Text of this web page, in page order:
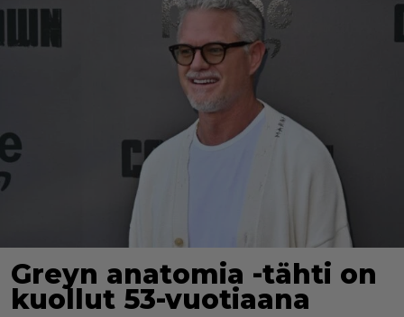
Greyn anatomia -tähti on
kuollut 53-vuotiaana